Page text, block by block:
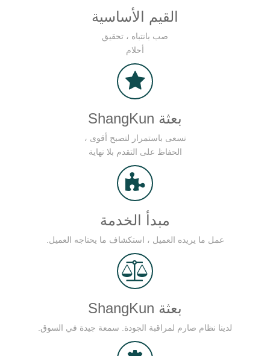
القيم الأساسية
صب بانتباه ، تحقيق
أحلام
بعثة ShangKun
نسعى باستمرار لتصبح أقوى ،
الحفاظ على التقدم بلا نهاية
مبدأ الخدمة
عمل ما يريده العميل ، استكشاف ما يحتاجه العميل.
بعثة ShangKun
لدينا نظام صارم لمراقبة الجودة. سمعة جيدة في السوق.